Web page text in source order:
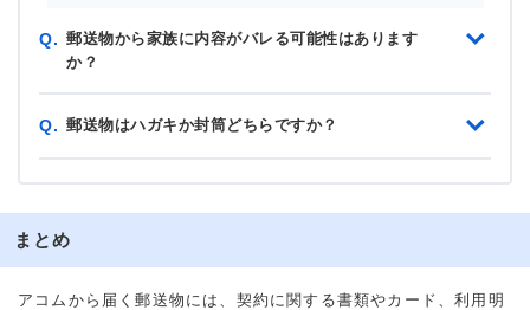
Q. 郵送物から家族に内容がバレる可能性はあります
か？
Q. 郵送物はハガキか封筒どちらですか？
まとめ
アコムから届く郵送物には、契約に関する書類やカード、利用明